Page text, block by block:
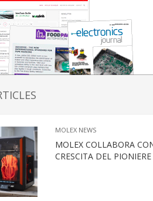
MOLEX NEWS
MOLEX COLLABORA
CRESCITA DEL